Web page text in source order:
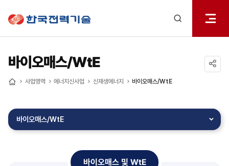
열기
바이오매스/WtE
사업영역 에너지신사업 신재생에너지 바이오매스/WtE
바이오매스/WtE
바이오매스 및 WtE